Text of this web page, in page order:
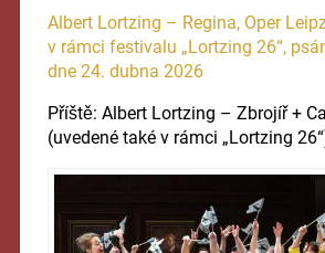
Albert Lortzing – Regina, Oper
v rámci festivalu „Lortzing 26“,
dne 24. dubna 2026
Příště: Albert Lortzing – Zbrojíř +
(uvedené také v rámci „Lortzing